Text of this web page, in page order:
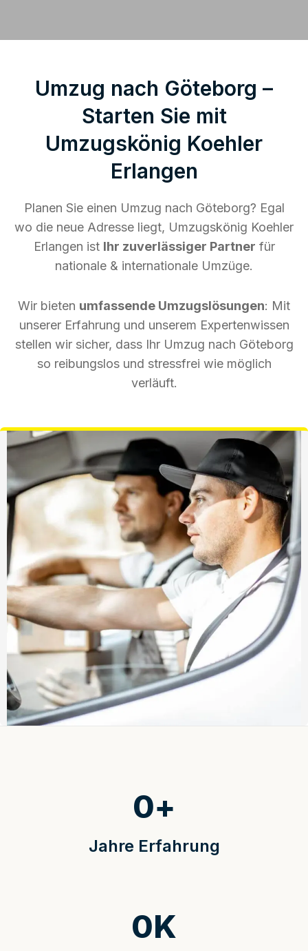
Umzug nach Göteborg –
Starten Sie mit
Umzugskönig Koehler
Erlangen
Planen Sie einen Umzug nach Göteborg? Egal
wo die neue Adresse liegt, Umzugskönig Koehler
Erlangen ist Ihr zuverlässiger Partner für
nationale & internationale Umzüge.
Wir bieten umfassende Umzugslösungen: Mit
unserer Erfahrung und unserem Expertenwissen
stellen wir sicher, dass Ihr Umzug nach Göteborg
so reibungslos und stressfrei wie möglich
verläuft.
Jahre Erfahrung
0+
0K